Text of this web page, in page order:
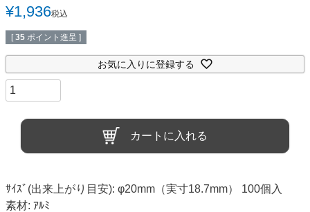
¥1,936税込
[ 35 ポイント進呈 ]
お気に入りに登録する
カートに入れる
ｻｲｽﾞ(出来上がり目安): φ20mm（実寸18.7mm） 100個入
素材: ｱﾙﾐ